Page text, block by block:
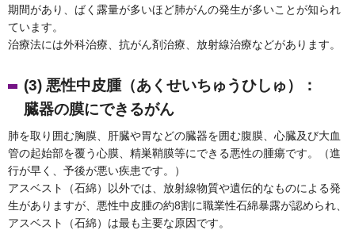
期間があり、ばく露量が多いほど肺がんの発生が多いことが知られ
ています。
治療法には外科治療、抗がん剤治療、放射線治療などがあります。
(3) 悪性中皮腫（あくせいちゅうひしゅ）：
臓器の膜にできるがん
肺を取り囲む胸膜、肝臓や胃などの臓器を囲む腹膜、心臓及び大血
管の起始部を覆う心膜、精巣鞘膜等にできる悪性の腫瘍です。（進
行が早く、予後が悪い疾患です。）
アスベスト（石綿）以外では、放射線物質や遺伝的なものによる発
生がありますが、悪性中皮腫の約8割に職業性石綿暴露が認められ、
アスベスト（石綿）は最も主要な原因です。